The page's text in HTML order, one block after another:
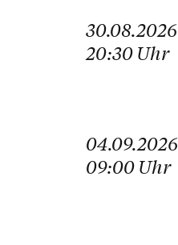
30.08.2026
20:30 Uhr
04.09.2026
09:00 Uhr